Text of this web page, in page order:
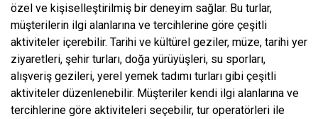
özel ve kişiselleştirilmiş bir deneyim sağlar. Bu turlar,
müşterilerin ilgi alanlarına ve tercihlerine göre çeşitli
aktiviteler içerebilir. Tarihi ve kültürel geziler, müze, tarihi yer
ziyaretleri, şehir turları, doğa yürüyüşleri, su sporları,
alışveriş gezileri, yerel yemek tadımı turları gibi çeşitli
aktiviteler düzenlenebilir. Müşteriler kendi ilgi alanlarına ve
tercihlerine göre aktiviteleri seçebilir, tur operatörleri ile